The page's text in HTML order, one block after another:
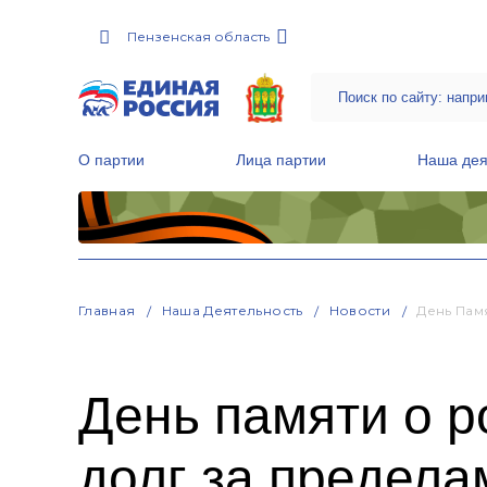
Пензенская область
О партии Лица партии Наша
Главная Наша Деятельность Новости День
День памяти о